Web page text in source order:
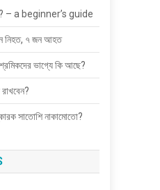
– a beginner’s guide
নিহত, ৭ জন আহত
ভাগ্যে কি আছে?
সাতোশি নাকামোতো?